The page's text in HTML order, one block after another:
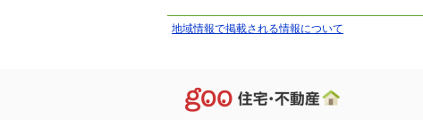
地域情報で掲載される情報について